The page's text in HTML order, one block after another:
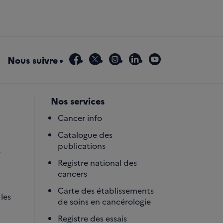
Nous suivre facebook
x instagram
linkedinyoutube
Nos services
Cancer info
Catalogue des
publications
Registre national des
cancers
Carte des établissements
de soins en cancérologie
Registre des essais